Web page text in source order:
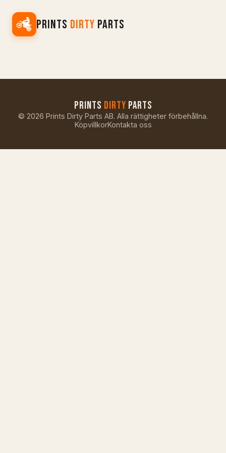
PRINTS DIRTY PARTS
PRINTS DIRTY PARTS
© 2026 Prints Dirty Parts AB. Alla rättigheter förbehållna.
KöpvillkorKontakta oss